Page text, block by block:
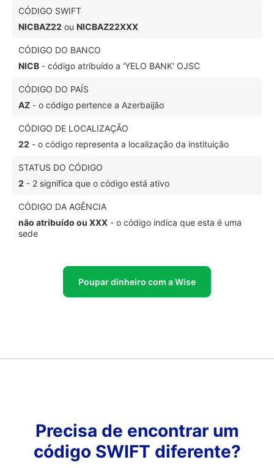
CÓDIGO SWIFT
NICBAZ22 ou NICBAZ22XXX
CÓDIGO DO BANCO
NICB - código atribuído a 'YELO BANK' OJSC
CÓDIGO DO PAÍS
AZ - o código pertence a Azerbaijão
CÓDIGO DE LOCALIZAÇÃO
22 - o código representa a localização da instituição
STATUS DO CÓDIGO
2 - 2 significa que o código está ativo
CÓDIGO DA AGÊNCIA
não atribuído ou XXX - o código indica que esta é uma
sede
Poupar dinheiro com a Wise
Precisa de encontrar um
código SWIFT diferente?